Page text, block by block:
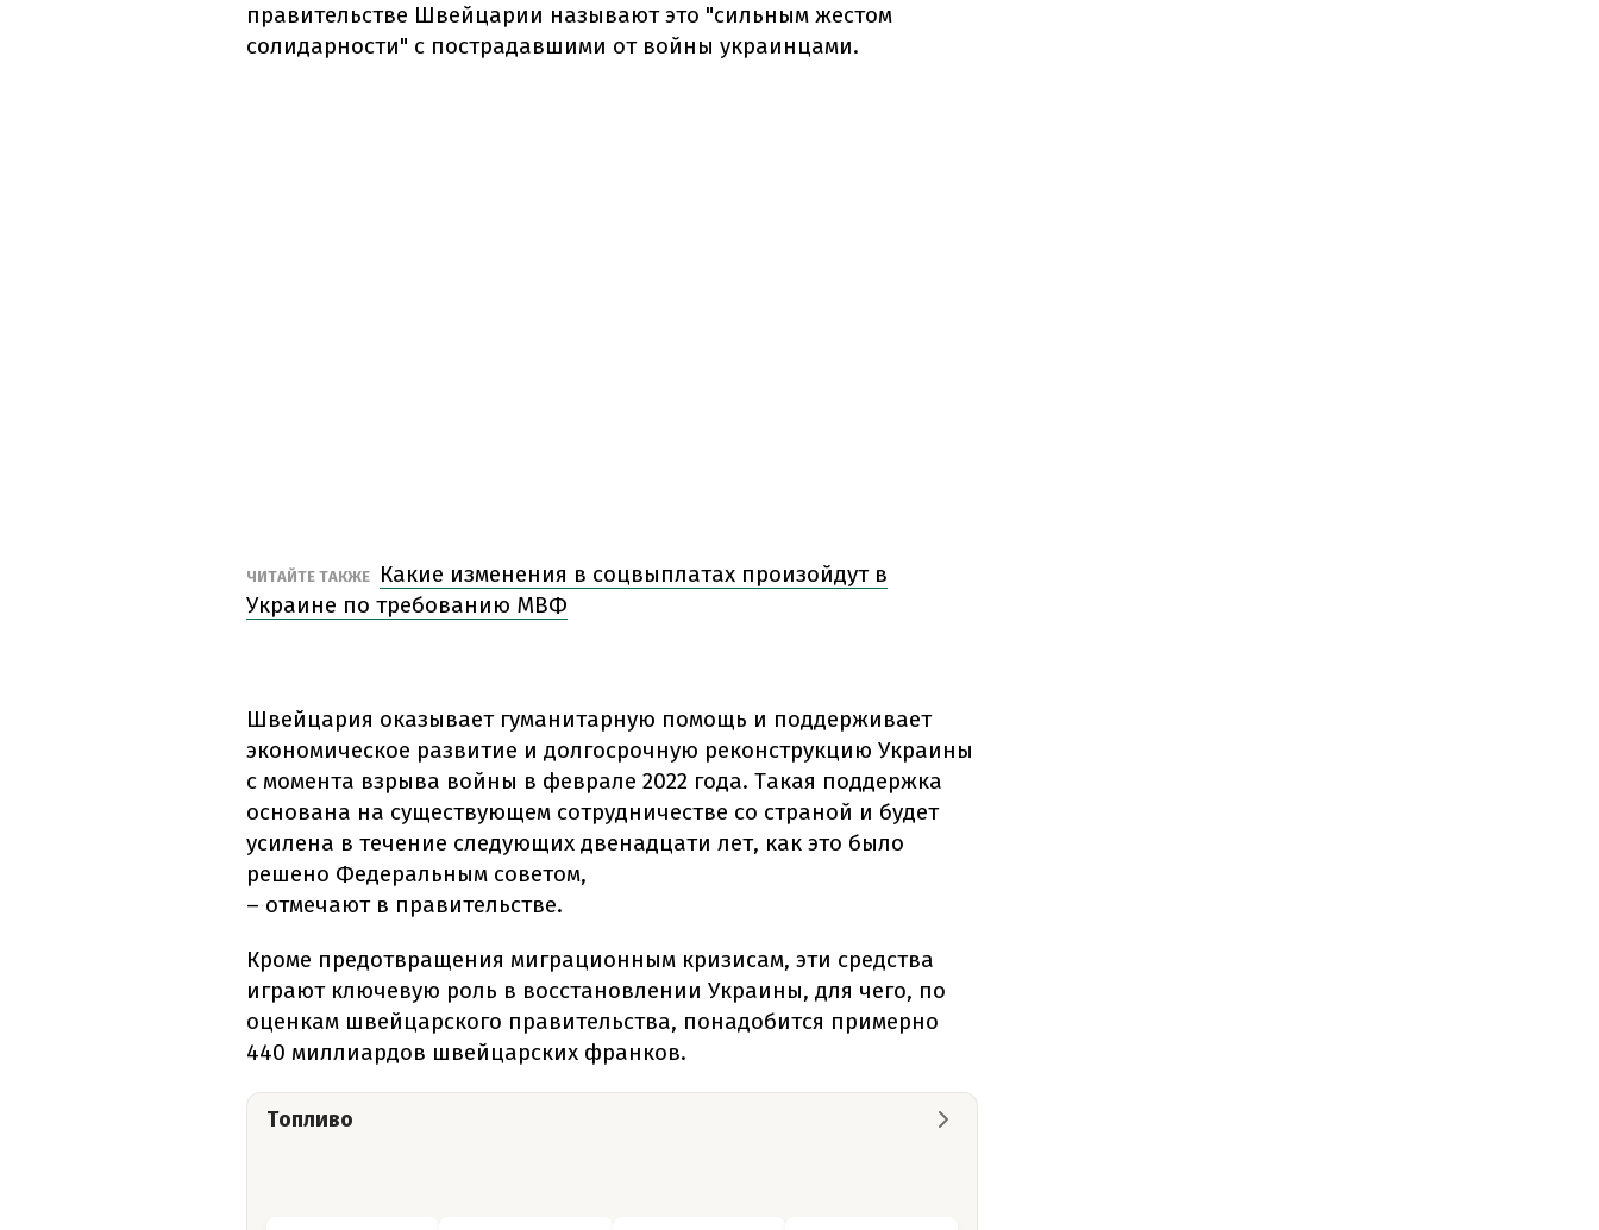
правительстве Швейцарии называют это "сильным жестом
солидарности" с пострадавшими от войны украинцами.
ЧИТАЙТЕ ТАКЖЕ
Какие изменения в соцвыплатах произойдут в
Украине по требованию МВФ
Швейцария оказывает гуманитарную помощь и поддерживает
экономическое развитие и долгосрочную реконструкцию Украины
с момента взрыва войны в феврале 2022 года. Такая поддержка
основана на существующем сотрудничестве со страной и будет
усилена в течение следующих двенадцати лет, как это было
решено Федеральным советом,
– отмечают в правительстве.
Кроме предотвращения миграционным кризисам, эти средства
играют ключевую роль в восстановлении Украины, для чего, по
оценкам швейцарского правительства, понадобится примерно
440 миллиардов швейцарских франков.
Топливо